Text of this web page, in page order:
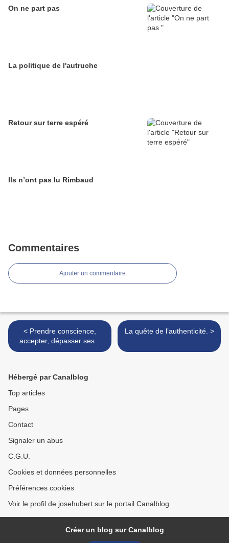
On ne part pas
La politique de l'autruche
Retour sur terre espéré
Ils n’ont pas lu Rimbaud
Commentaires
Ajouter un commentaire
< Prendre conscience,
accepter, dépasser ses a
priori, préjugés, idées
La quête de l’authenticité. >
Hébergé par Canalblog
Top articles
Pages
Contact
Signaler un abus
C.G.U.
Cookies et données personnelles
Préférences cookies
Voir le profil de josehubert sur le portail Canalblog
Créer un blog sur Canalblog